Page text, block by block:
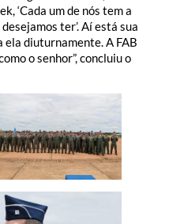
‘Cada um de nós tem a
ter’. Aí está sua
ela diuturnamente. A FAB
o senhor”, concluiu o